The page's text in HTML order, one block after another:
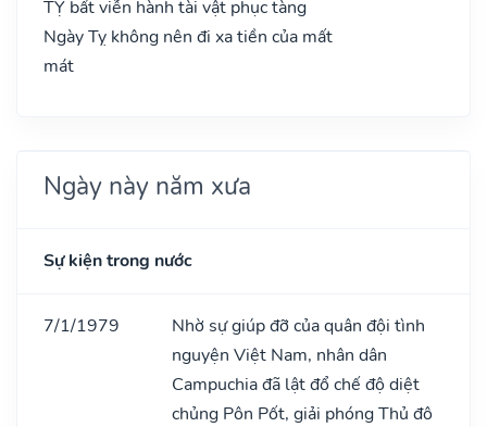
TỴ bất viễn hành tài vật phục tàng
Ngày Tỵ không nên đi xa tiền của mất
mát
Ngày này năm xưa
Sự kiện trong nước
7/1/1979
Nhờ sự giúp đỡ của quân đội tình
nguyện Việt Nam, nhân dân
Campuchia đã lật đổ chế độ diệt
chủng Pôn Pốt, giải phóng Thủ đô